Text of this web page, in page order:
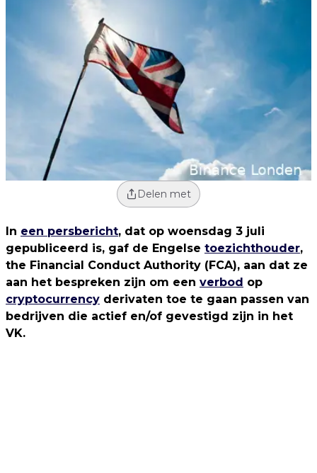
Delen met
In een persbericht, dat op woensdag 3 juli
gepubliceerd is, gaf de Engelse toezichthouder,
the Financial Conduct Authority (FCA), aan dat ze
aan het bespreken zijn om een verbod op
cryptocurrency derivaten toe te gaan passen van
bedrijven die actief en/of gevestigd zijn in het
VK.